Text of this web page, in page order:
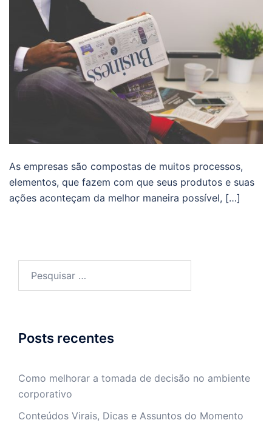
As empresas são compostas de muitos processos,
elementos, que fazem com que seus produtos e suas
ações aconteçam da melhor maneira possível, […]
Posts recentes
Como melhorar a tomada de decisão no ambiente
corporativo
Conteúdos Virais, Dicas e Assuntos do Momento